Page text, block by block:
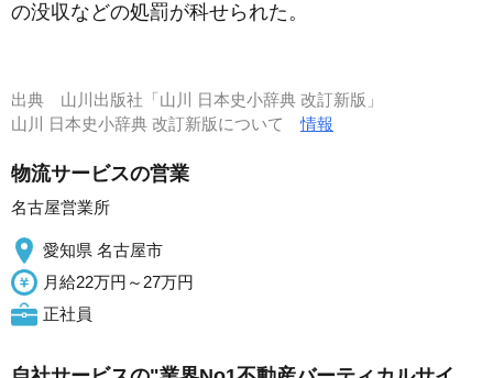
の没収などの処罰が科せられた。
出典 山川出版社「山川 日本史小辞典 改訂新版」
山川 日本史小辞典 改訂新版について情報
物流サービスの営業
名古屋営業所
愛知県 名古屋市
月給22万円～27万円
正社員